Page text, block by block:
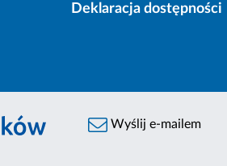
Deklaracja dostępności
Wyślij e-mailem